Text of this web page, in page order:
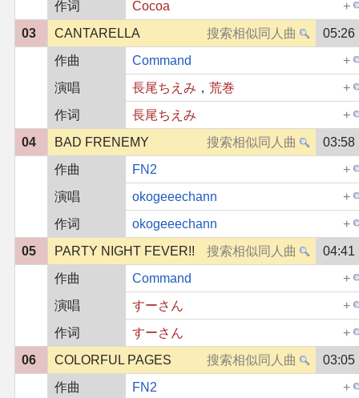
作词
Cocoa
03
CANTARELLA
05:26
作曲
Command
演唱
長尾ちえみ ， 荒巻
作词
長尾ちえみ
04
BAD FRENEMY
03:58
作曲
FN2
演唱
okogeeechann
作词
okogeeechann
05
PARTY NIGHT FEVER!!
04:41
作曲
Command
演唱
すーさん
作词
すーさん
06
COLORFUL PAGES
03:05
作曲
FN2